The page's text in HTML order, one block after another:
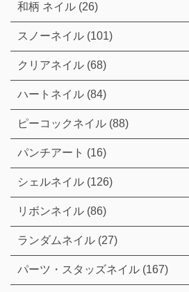
和柄 ネイル (26)
スノーネイル (101)
クリアネイル (68)
ハートネイル (84)
ピーコックネイル (88)
パンチアート (16)
シェルネイル (126)
リボンネイル (86)
ランダムネイル (27)
パーツ・スタッズネイル (167)